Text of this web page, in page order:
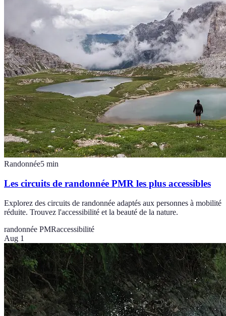
Randonnée5 min
Les circuits de randonnée PMR les plus accessibles
Explorez des circuits de randonnée adaptés aux personnes à mobilité
réduite. Trouvez l'accessibilité et la beauté de la nature.
randonnée PMRaccessibilité
Aug 1